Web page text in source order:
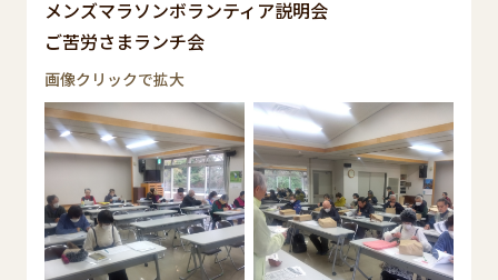
メンズマラソンボランティア説明会
ご苦労さまランチ会
画像クリックで拡大